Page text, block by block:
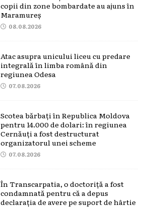
copii din zone bombardate au ajuns în
Maramureș
08.08.2026
Atac asupra unicului liceu cu predare
integrală în limba română din
regiunea Odesa
07.08.2026
Scotea bărbați în Republica Moldova
pentru 14.000 de dolari: în regiunea
Cernăuți a fost destructurat
organizatorul unei scheme
07.08.2026
În Transcarpatia, o doctoriță a fost
condamnată pentru că a depus
declarația de avere pe suport de hârtie